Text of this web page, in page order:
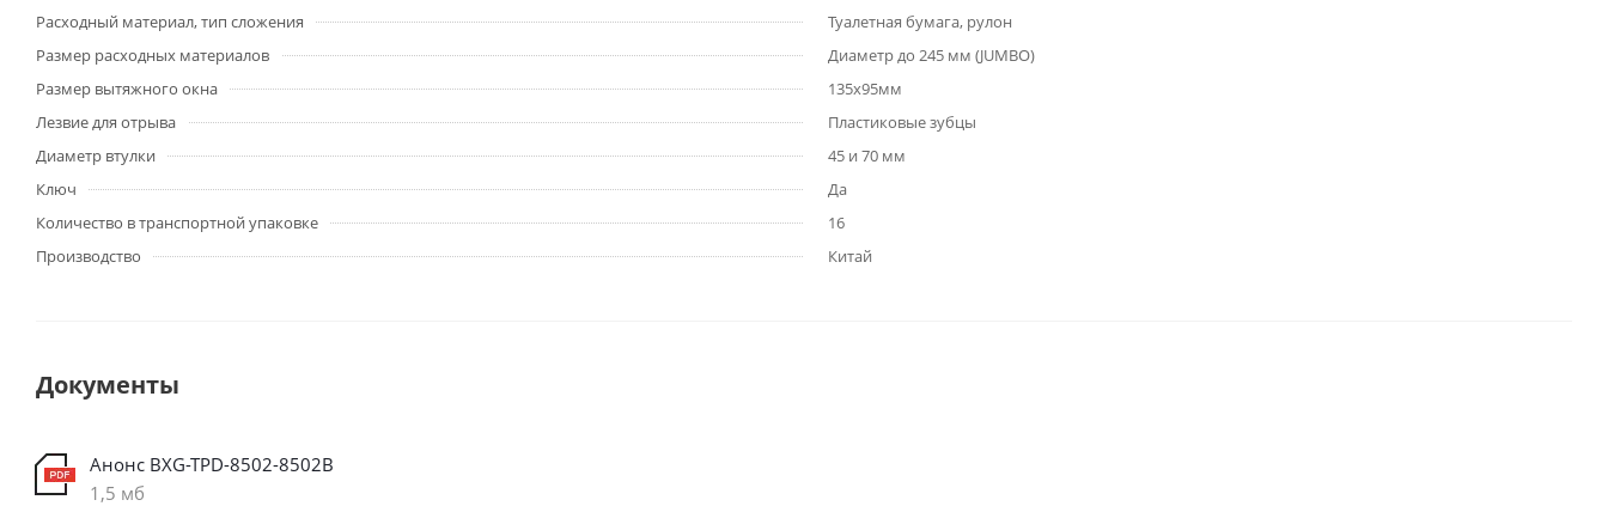
Расходный материал, тип сложения
Туалетная бумага, рулон
Размер расходных материалов
Диаметр до 245 мм (JUMBO)
Размер вытяжного окна
135х95мм
Лезвие для отрыва
Пластиковые зубцы
Диаметр втулки
45 и 70 мм
Ключ
Да
Количество в транспортной упаковке
16
Производство
Китай
Документы
Анонс BXG-TPD-8502-8502В
1,5 мб